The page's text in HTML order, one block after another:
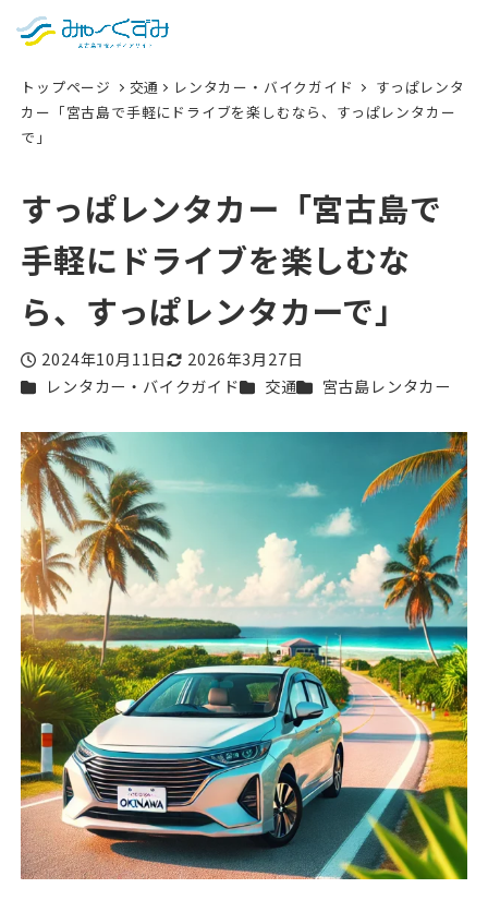
English
検索
トップページ 交通 レンタカー・バイクガイド
すっぱレンタ
カー「宮古島で手軽にドライブを楽しむなら、すっぱレンタカー
で」
すっぱレンタカー「宮古島で
手軽にドライブを楽しむな
ら、すっぱレンタカーで」
投稿日
2024年10月11日
更新日
2026年3月27日
カテゴリー
レンタカー・バイクガイドカテゴリー
交通カテゴリー
宮古島レンタカー